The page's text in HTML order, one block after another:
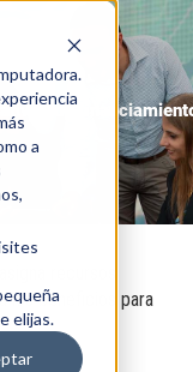
a
elijas.
de
recursos
los beneficios para